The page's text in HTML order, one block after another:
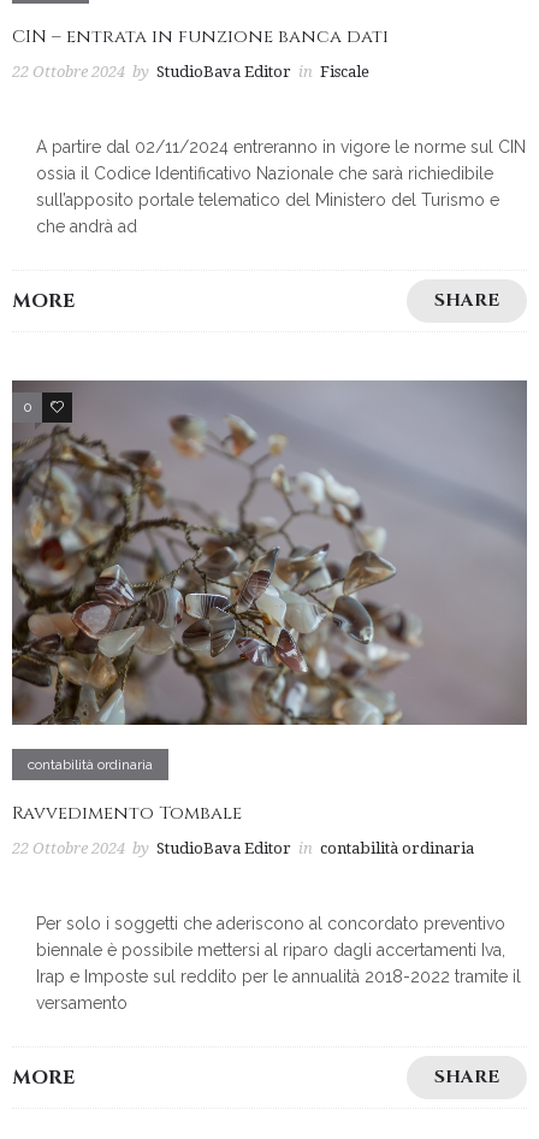
CIN – entrata in funzione banca dati
22 Ottobre 2024 by StudioBava Editor in Fiscale
A partire dal 02/11/2024 entreranno in vigore le norme sul CIN
ossia il Codice Identificativo Nazionale che sarà richiedibile
sull’apposito portale telematico del Ministero del Turismo e
che andrà ad
MORE SHARE
0 2
contabilità ordinaria
Ravvedimento Tombale
22 Ottobre 2024 by StudioBava Editor in contabilità ordinaria
Per solo i soggetti che aderiscono al concordato preventivo
biennale è possibile mettersi al riparo dagli accertamenti Iva,
Irap e Imposte sul reddito per le annualità 2018-2022 tramite il
versamento
MORE SHARE